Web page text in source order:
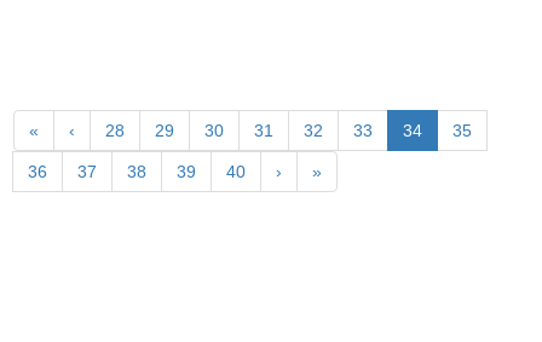
« ‹ 28 29 30 31 32 33 34 35
36 37 38 39 40 › »